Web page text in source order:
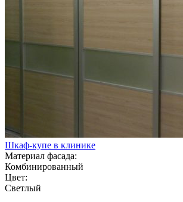
Шкаф-купе в клинике
Материал фасада:
Комбинированный
Цвет:
Светлый